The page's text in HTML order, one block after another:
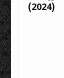
(2024)